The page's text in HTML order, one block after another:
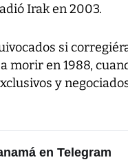
Irak en 2003.
si
morir en 1988,
y
en Telegram